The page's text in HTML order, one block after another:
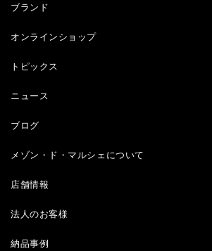
ブランド
オンラインショップ
トピックス
ニュース
ブログ
メゾン・ド・マルシェについて
店舗情報
法人のお客様
納品事例